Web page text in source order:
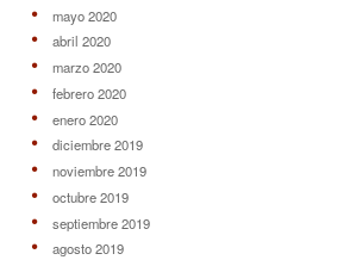
mayo 2020
abril 2020
marzo 2020
febrero 2020
enero 2020
diciembre 2019
noviembre 2019
octubre 2019
septiembre 2019
agosto 2019